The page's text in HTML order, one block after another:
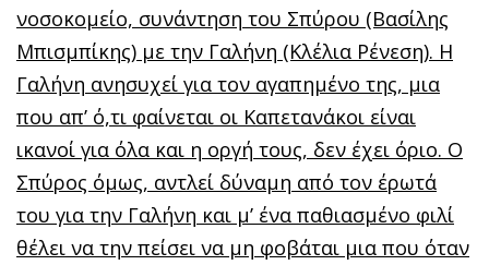
νοσοκομείο, συνάντηση του Σπύρου (Βασίλης
Μπισμπίκης) με την Γαλήνη (Κλέλια Ρένεση). Η
Γαλήνη ανησυχεί για τον αγαπημένο της, μια
που απ’ ό,τι φαίνεται οι Καπετανάκοι είναι
ικανοί για όλα και η οργή τους, δεν έχει όριο. Ο
Σπύρος όμως, αντλεί δύναμη από τον έρωτά
του για την Γαλήνη και μ’ ένα παθιασμένο φιλί
θέλει να την πείσει να μη φοβάται μια που όταν